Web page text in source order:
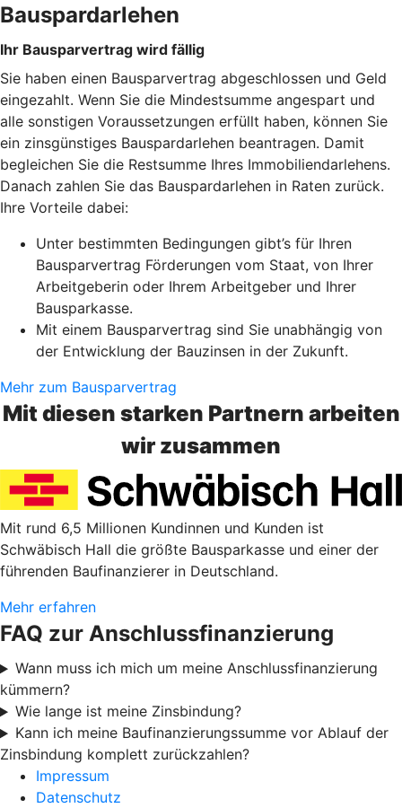
Bauspardarlehen
Ihr Bausparvertrag wird fällig
Sie haben einen Bausparvertrag abgeschlossen und Geld
eingezahlt. Wenn Sie die Mindestsumme angespart und
alle sonstigen Voraussetzungen erfüllt haben, können Sie
ein zinsgünstiges Bauspardarlehen beantragen. Damit
begleichen Sie die Restsumme Ihres Immobiliendarlehens.
Danach zahlen Sie das Bauspardarlehen in Raten zurück.
Ihre Vorteile dabei:
Unter bestimmten Bedingungen gibt’s für Ihren
Bausparvertrag Förderungen vom Staat, von Ihrer
Arbeitgeberin oder Ihrem Arbeitgeber und Ihrer
Bausparkasse.
Mit einem Bausparvertrag sind Sie unabhängig von
der Entwicklung der Bauzinsen in der Zukunft.
Mehr zum Bausparvertrag
Mit diesen starken Partnern arbeiten
wir zusammen
Mit rund 6,5 Millionen Kundinnen und Kunden ist
Schwäbisch Hall die größte Bausparkasse und einer der
führenden Baufinanzierer in Deutschland.
Mehr erfahren
FAQ zur Anschlussfinanzierung
Wann muss ich mich um meine Anschlussfinanzierung
kümmern?
Wie lange ist meine Zinsbindung?
Kann ich meine Baufinanzierungssumme vor Ablauf der
Zinsbindung komplett zurückzahlen?
Impressum
Datenschutz